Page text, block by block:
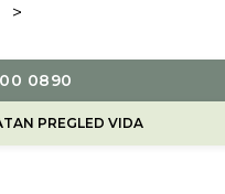
>
0890
PREGLED VIDA